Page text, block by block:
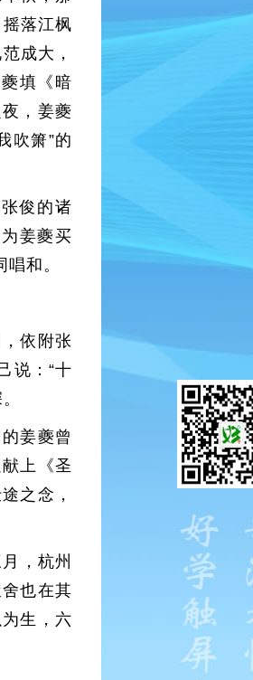
落江枫
成大，
填《暗
，姜夔
吹箫”的
俊的诸
姜夔买
和。
依附张
说：“十
姜夔曾
上《圣
之念，
，杭州
也在其
生，六